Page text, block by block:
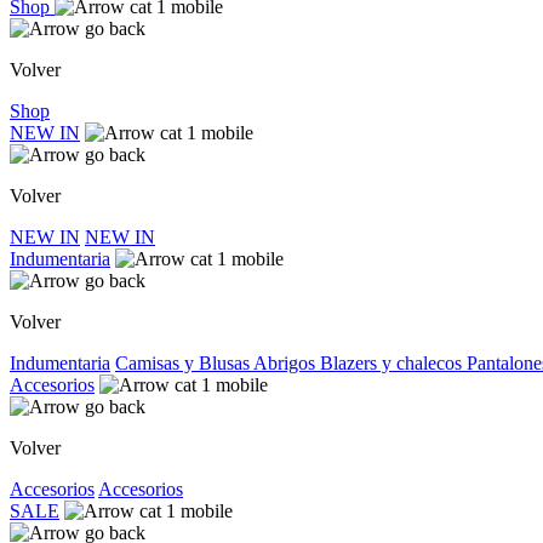
Shop
Volver
Shop
NEW IN
Volver
NEW IN NEW IN
Indumentaria
Volver
Indumentaria Camisas y Blusas Abrigos Blazers y chalecos
Accesorios
Volver
Accesorios Accesorios
SALE